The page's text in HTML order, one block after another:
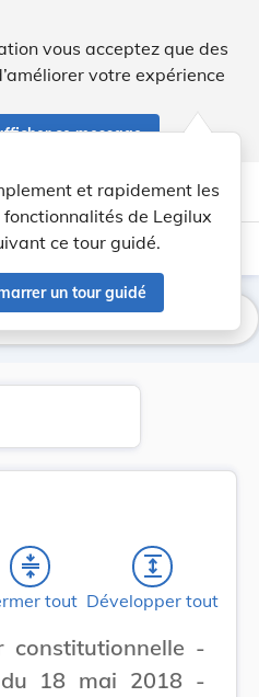
vous acceptez que des
votre expérience
ce message
account_circle help Aide
et rapidement les
de Legilux
ce tour guidé.
un tour guidé
light_mode dark_mode
compress
tout
expand
Développer tout
-
18 mai 2018 -